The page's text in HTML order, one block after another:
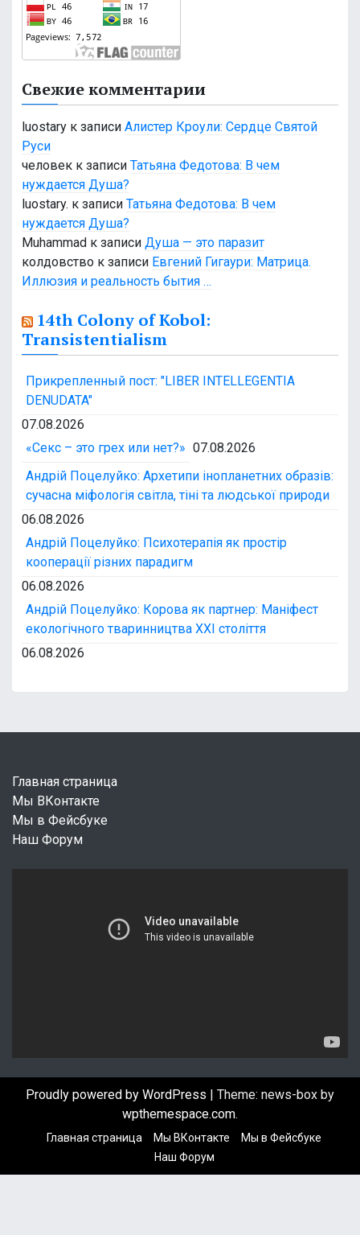
Свежие комментарии
luostary к записи Алистер Кроули: Сердце Святой
Руси
человек к записи Татьяна Федотова: В чем
нуждается Душа?
luostary. к записи Татьяна Федотова: В чем
нуждается Душа?
Muhammad к записи Душа — это паразит
колдовство к записи Евгений Гигаури: Матрица.
Иллюзия и реальность бытия …
14th Colony of Kobol:
Transistentialism
Прикрепленный пост: "LIBER INTELLEGENTIA
DENUDATA"
07.08.2026
«Секс – это грех или нет?» 07.08.2026
Андрій Поцелуйко: Архетипи інопланетних образів:
сучасна міфологія світла, тіні та людської природи
06.08.2026
Андрій Поцелуйко: Психотерапія як простір
кооперації різних парадигм
06.08.2026
Андрій Поцелуйко: Корова як партнер: Маніфест
екологічного тваринництва XXI століття
06.08.2026
Главная страница
Мы ВКонтакте
Мы в Фейсбуке
Наш Форум
Proudly powered by WordPress | Theme: news-box by
wpthemespace.com.
Главная страница Мы ВКонтакте
Мы в Фейсбуке
Наш Форум